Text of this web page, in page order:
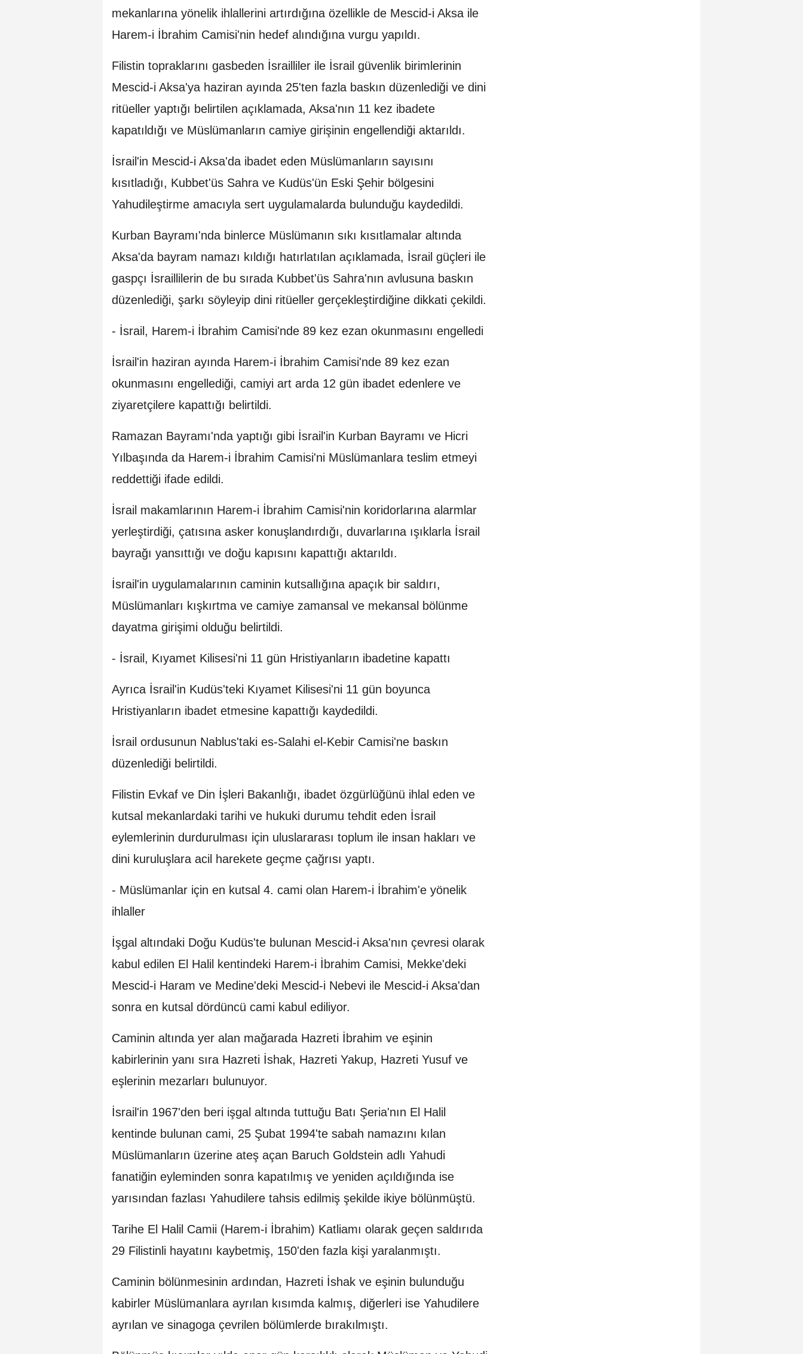
mekanlarına yönelik ihlallerini artırdığına özellikle de Mescid-i Aksa ile
Harem-i İbrahim Camisi'nin hedef alındığına vurgu yapıldı.
Filistin topraklarını gasbeden İsrailliler ile İsrail güvenlik birimlerinin
Mescid-i Aksa'ya haziran ayında 25'ten fazla baskın düzenlediği ve dini
ritüeller yaptığı belirtilen açıklamada, Aksa'nın 11 kez ibadete
kapatıldığı ve Müslümanların camiye girişinin engellendiği aktarıldı.
İsrail'in Mescid-i Aksa'da ibadet eden Müslümanların sayısını
kısıtladığı, Kubbet'üs Sahra ve Kudüs'ün Eski Şehir bölgesini
Yahudileştirme amacıyla sert uygulamalarda bulunduğu kaydedildi.
Kurban Bayramı'nda binlerce Müslümanın sıkı kısıtlamalar altında
Aksa'da bayram namazı kıldığı hatırlatılan açıklamada, İsrail güçleri ile
gaspçı İsraillilerin de bu sırada Kubbet'üs Sahra'nın avlusuna baskın
düzenlediği, şarkı söyleyip dini ritüeller gerçekleştirdiğine dikkati çekildi.
- İsrail, Harem-i İbrahim Camisi'nde 89 kez ezan okunmasını engelledi
İsrail'in haziran ayında Harem-i İbrahim Camisi'nde 89 kez ezan
okunmasını engellediği, camiyi art arda 12 gün ibadet edenlere ve
ziyaretçilere kapattığı belirtildi.
Ramazan Bayramı'nda yaptığı gibi İsrail'in Kurban Bayramı ve Hicri
Yılbaşında da Harem-i İbrahim Camisi'ni Müslümanlara teslim etmeyi
reddettiği ifade edildi.
İsrail makamlarının Harem-i İbrahim Camisi'nin koridorlarına alarmlar
yerleştirdiği, çatısına asker konuşlandırdığı, duvarlarına ışıklarla İsrail
bayrağı yansıttığı ve doğu kapısını kapattığı aktarıldı.
İsrail'in uygulamalarının caminin kutsallığına apaçık bir saldırı,
Müslümanları kışkırtma ve camiye zamansal ve mekansal bölünme
dayatma girişimi olduğu belirtildi.
- İsrail, Kıyamet Kilisesi'ni 11 gün Hristiyanların ibadetine kapattı
Ayrıca İsrail'in Kudüs'teki Kıyamet Kilisesi'ni 11 gün boyunca
Hristiyanların ibadet etmesine kapattığı kaydedildi.
İsrail ordusunun Nablus'taki es-Salahi el-Kebir Camisi'ne baskın
düzenlediği belirtildi.
Filistin Evkaf ve Din İşleri Bakanlığı, ibadet özgürlüğünü ihlal eden ve
kutsal mekanlardaki tarihi ve hukuki durumu tehdit eden İsrail
eylemlerinin durdurulması için uluslararası toplum ile insan hakları ve
dini kuruluşlara acil harekete geçme çağrısı yaptı.
- Müslümanlar için en kutsal 4. cami olan Harem-i İbrahim'e yönelik
ihlaller
İşgal altındaki Doğu Kudüs'te bulunan Mescid-i Aksa'nın çevresi olarak
kabul edilen El Halil kentindeki Harem-i İbrahim Camisi, Mekke'deki
Mescid-i Haram ve Medine'deki Mescid-i Nebevi ile Mescid-i Aksa'dan
sonra en kutsal dördüncü cami kabul ediliyor.
Caminin altında yer alan mağarada Hazreti İbrahim ve eşinin
kabirlerinin yanı sıra Hazreti İshak, Hazreti Yakup, Hazreti Yusuf ve
eşlerinin mezarları bulunuyor.
İsrail'in 1967'den beri işgal altında tuttuğu Batı Şeria'nın El Halil
kentinde bulunan cami, 25 Şubat 1994'te sabah namazını kılan
Müslümanların üzerine ateş açan Baruch Goldstein adlı Yahudi
fanatiğin eyleminden sonra kapatılmış ve yeniden açıldığında ise
yarısından fazlası Yahudilere tahsis edilmiş şekilde ikiye bölünmüştü.
Tarihe El Halil Camii (Harem-i İbrahim) Katliamı olarak geçen saldırıda
29 Filistinli hayatını kaybetmiş, 150'den fazla kişi yaralanmıştı.
Caminin bölünmesinin ardından, Hazreti İshak ve eşinin bulunduğu
kabirler Müslümanlara ayrılan kısımda kalmış, diğerleri ise Yahudilere
ayrılan ve sinagoga çevrilen bölümlerde bırakılmıştı.